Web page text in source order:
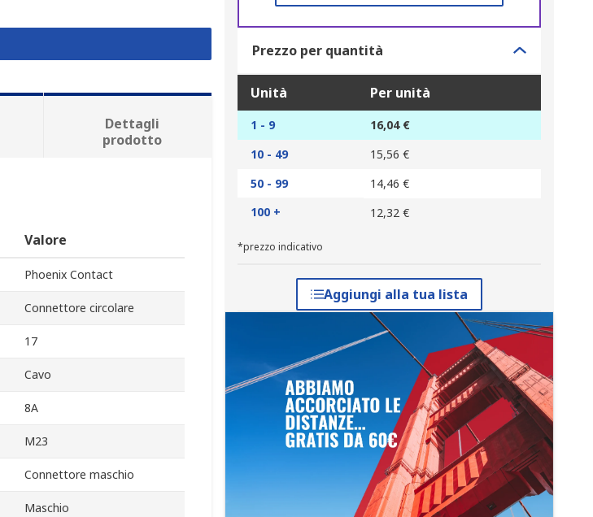
Prezzo per quantità
Unità Per unità
1 - 9
16,04 €
10 - 49
15,56 €
50 - 99
14,46 €
100 +
12,32 €
*prezzo indicativo
Aggiungi alla tua lista
Dettagli
prodotto
Valore
Phoenix Contact
Connettore circolare
17
Cavo
8A
M23
Connettore maschio
Maschio